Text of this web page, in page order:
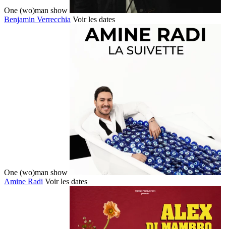
One (wo)man show
Benjamin Verrecchia Voir les dates
One (wo)man show
Amine Radi Voir les dates